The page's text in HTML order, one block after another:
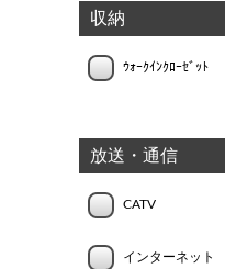
収納
ｳｫｰｸｲﾝｸﾛｰｾﾞｯﾄ
放送・通信
CATV
インターネット